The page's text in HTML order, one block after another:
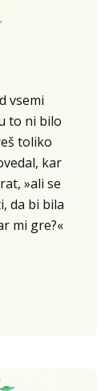
vsemi
to ni bilo
toliko
kar
»ali se
da bi bila
mi gre?«